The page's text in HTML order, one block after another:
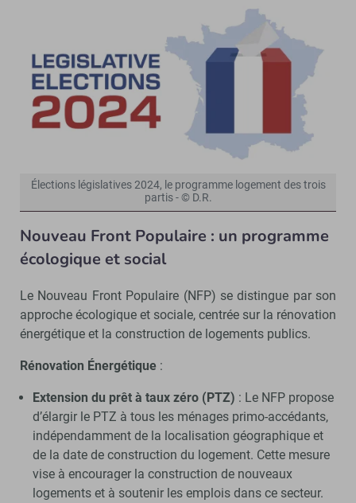
Élections législatives 2024, le programme logement des trois
partis - © D.R.
Nouveau Front Populaire : un programme
écologique et social
Le Nouveau Front Populaire (NFP) se distingue par son
approche écologique et sociale, centrée sur la rénovation
énergétique et la construction de logements publics.
Rénovation Énergétique :
Extension du prêt à taux zéro (PTZ) : Le NFP propose
d’élargir le PTZ à tous les ménages primo-accédants,
indépendamment de la localisation géographique et
de la date de construction du logement. Cette mesure
vise à encourager la construction de nouveaux
logements et à soutenir les emplois dans ce secteur.